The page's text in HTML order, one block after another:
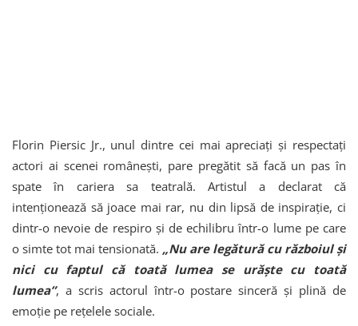
Florin Piersic Jr., unul dintre cei mai apreciați și respectați
actori ai scenei românești, pare pregătit să facă un pas în
spate în cariera sa teatrală. Artistul a declarat că
intenționează să joace mai rar, nu din lipsă de inspirație, ci
dintr-o nevoie de respiro și de echilibru într-o lume pe care
o simte tot mai tensionată. „Nu are legătură cu războiul și
nici cu faptul că toată lumea se urăște cu toată
lumea”, a scris actorul într-o postare sinceră și plină de
emoție pe rețelele sociale.